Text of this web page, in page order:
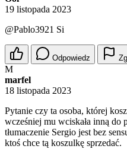
19 listopada 2023
@Pablo3921 Si
Odpowiedz
M
marfel
18 listopada 2023
Pytanie czy ta osoba, której
wcześniej mu wciskała inną do
tłumaczenie Sergio jest bez
ktoś chce tą koszulkę sprzedać.